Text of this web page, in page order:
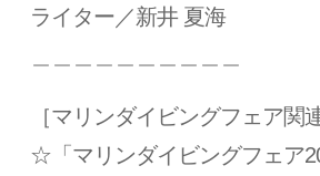
ライター／新井 夏海
［マリンダイビングフェア関
☆「マリンダイビングフェア